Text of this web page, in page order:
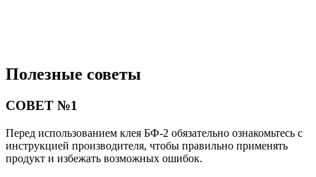
Полезные советы
СОВЕТ №1
Перед использованием клея БФ-2 обязательно ознакомьтесь с
инструкцией производителя, чтобы правильно применять
продукт и избежать возможных ошибок.